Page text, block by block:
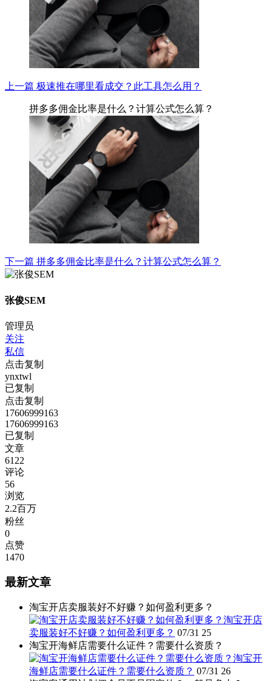
上一篇 极速推在哪里看成交？此工具怎么用？
拼多多佣金比率是什么？计算公式怎么算？
下一篇 拼多多佣金比率是什么？计算公式怎么算？
张俊SEM
管理员
关注
私信
点击复制
ynxtwl
已复制
点击复制
17606999163
17606999163
已复制
文章
6122
评论
56
浏览
2.2百万
粉丝
0
点赞
1470
最新文章
淘宝开店卖服装好不好赚？如何盈利更多？
淘宝开店
卖服装好不好赚？如何盈利更多？ 07/31 25
淘宝开海鲜店需要什么证件？需要什么资质？
淘宝开
海鲜店需要什么证件？需要什么资质？ 07/31 26